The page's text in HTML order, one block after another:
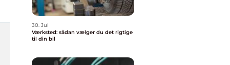
30. Jul
Værksted: sådan vælger du det rigtige
til din bil